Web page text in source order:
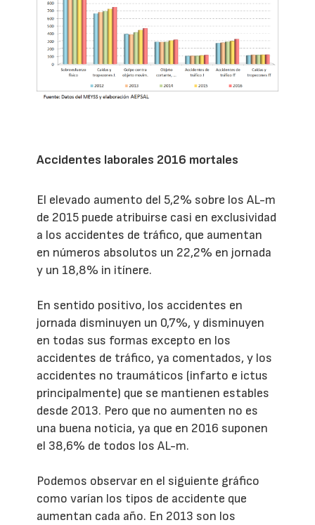
Accidentes laborales 2016 mortales
El elevado aumento del 5,2% sobre los AL-m
de 2015 puede atribuirse casi en exclusividad
a los accidentes de tráfico, que aumentan
en números absolutos un 22,2% en jornada
y un 18,8% in itínere.
En sentido positivo, los accidentes en
jornada disminuyen un 0,7%, y disminuyen
en todas sus formas excepto en los
accidentes de tráfico, ya comentados, y los
accidentes no traumáticos (infarto e ictus
principalmente) que se mantienen estables
desde 2013. Pero que no aumenten no es
una buena noticia, ya que en 2016 suponen
el 38,6% de todos los AL-m.
Podemos observar en el siguiente gráfico
como varían los tipos de accidente que
aumentan cada año. En 2013 son los